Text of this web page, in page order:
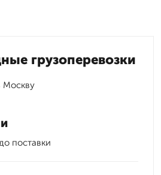
грузоперевозки
Москву
поставки